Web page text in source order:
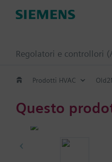
Regolatori e controllori
Prodotti HVAC
Questo